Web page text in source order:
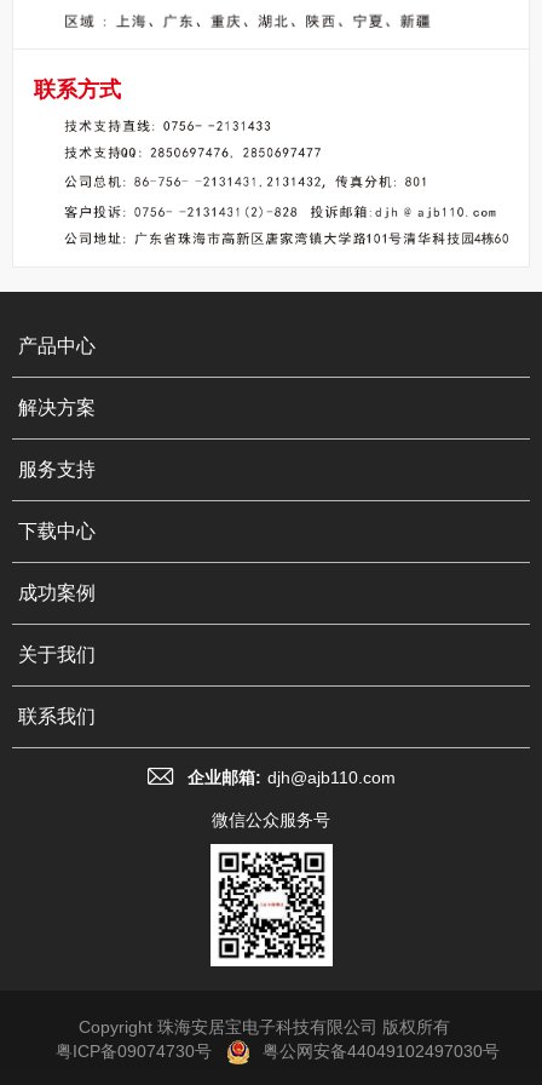
联系方式
产品中心
解决方案
服务支持
下载中心
成功案例
关于我们
联系我们
企业邮箱: djh@ajb110.com
微信公众服务号
Copyright 珠海安居宝电子科技有限公司 版权所有
粤ICP备09074730号
粤公网安备44049102497030号